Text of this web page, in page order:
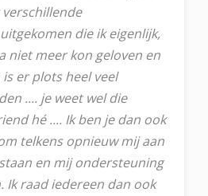
die ik eigenlijk,
niet meer kon geloven en
er plots heel veel
.... je weet wel die
hé .... Ik ben je dan ook
telkens opnieuw mij aan
en mij ondersteuning
Ik raad iedereen dan ook